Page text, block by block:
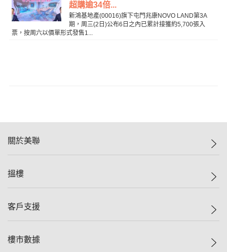
超購逾34倍...
新鴻基地產(00016)旗下屯門兆康NOVO LAND第3A
期，周三(2日)公布6日之內已累計接獲約5,700張入
票，按周六以價單形式發售1...
關於美聯
美聯集團
人才招募
搵樓
一手新盤
減價
客戶支援
自助放盤
樓市數據